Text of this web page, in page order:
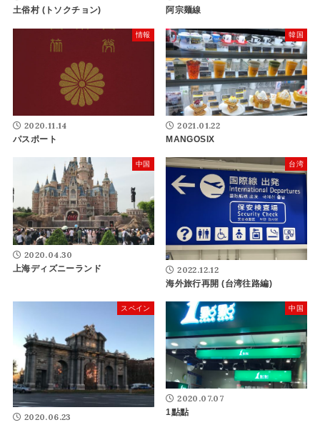
土俗村 (トソクチョン) 阿宗麺線
情報
2020.11.14
パスポート
韓国
2021.01.22
MANGOSIX
中国
2020.04.30
上海ディズニーランド
台湾
2022.12.12
海外旅行再開 (台湾往路編)
スペイン
2020.06.23
中国
2020.07.07
1點點